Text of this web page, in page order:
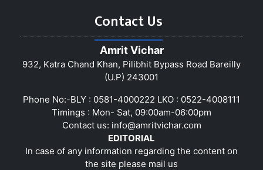
Contact Us
Amrit Vichar
932, Katra Chand Khan, Pilibhit Bypass Road Bareilly
(U.P) 243001
Phone No:-BLY : 0581-4000222 LKO : 0522-4008111
Timings : Mon- Sat, 09:00am-06:00pm
Contact us: info@amritvichar.com
EDITORIAL
In case of any information regarding the content on
the site please mail us